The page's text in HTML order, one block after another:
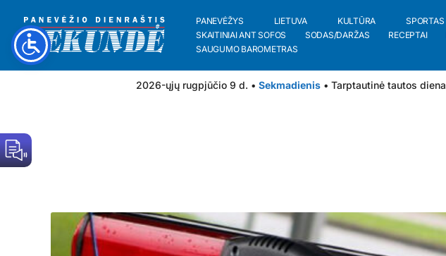
PANEVĖŽYS LIETUVA KULTŪRA SPORTAS
SKAITINIAI ANT SOFOS
SODAS/DARŽAS RECEPTAI
SAUGUMO BAROMETRAS
2026-ųjų rugpjūčio 9 d. • Sekmadienis • Tarptautinė tautos diena